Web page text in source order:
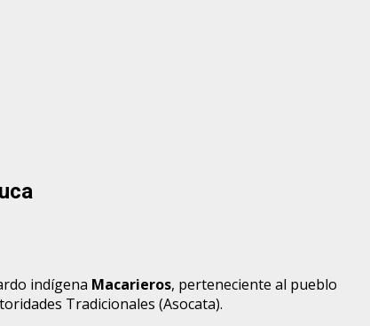
indígena Macarieros, perteneciente al pueblo
Tradicionales (Asocata).